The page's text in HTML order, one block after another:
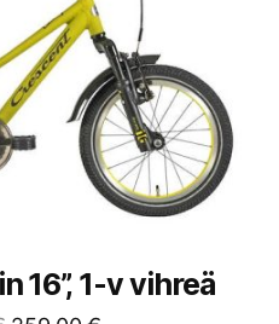
16”, 1-v vihreä